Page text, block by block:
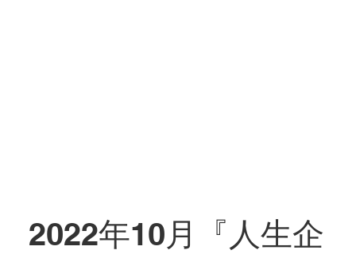
2022年10月『人生企